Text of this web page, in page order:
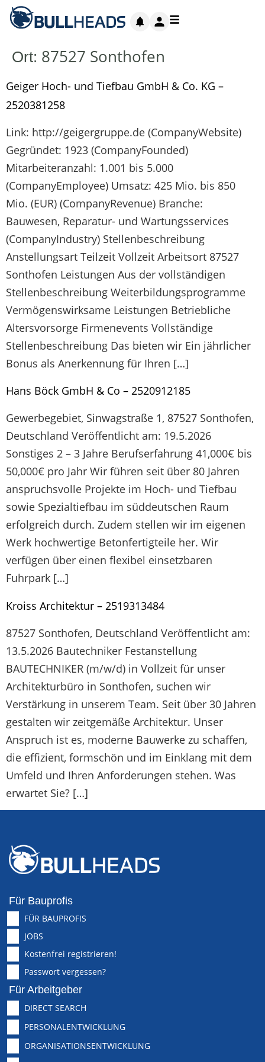
Ort: 87527 Sonthofen
Geiger Hoch- und Tiefbau GmbH & Co. KG –
2520381258
Link: http://geigergruppe.de (CompanyWebsite)
Gegründet: 1923 (CompanyFounded)
Mitarbeiteranzahl: 1.001 bis 5.000
(CompanyEmployee) Umsatz: 425 Mio. bis 850
Mio. (EUR) (CompanyRevenue) Branche:
Bauwesen, Reparatur- und Wartungsservices
(CompanyIndustry) Stellenbeschreibung
Anstellungsart Teilzeit Vollzeit Arbeitsort 87527
Sonthofen Leistungen Aus der vollständigen
Stellenbeschreibung Weiterbildungsprogramme
Vermögenswirksame Leistungen Betriebliche
Altersvorsorge Firmenevents Vollständige
Stellenbeschreibung Das bieten wir Ein jährlicher
Bonus als Anerkennung für Ihren […]
Hans Böck GmbH & Co – 2520912185
Gewerbegebiet, Sinwagstraße 1, 87527 Sonthofen,
Deutschland Veröffentlicht am: 19.5.2026
Sonstiges 2 – 3 Jahre Berufserfahrung 41,000€ bis
50,000€ pro Jahr Wir führen seit über 80 Jahren
anspruchsvolle Projekte im Hoch- und Tiefbau
sowie Spezialtiefbau im süddeutschen Raum
erfolgreich durch. Zudem stellen wir im eigenen
Werk hochwertige Betonfertigteile her. Wir
verfügen über einen flexibel einsetzbaren
Fuhrpark […]
Kroiss Architektur – 2519313484
87527 Sonthofen, Deutschland Veröffentlicht am:
13.5.2026 Bautechniker Festanstellung
BAUTECHNIKER (m/w/d) in Vollzeit für unser
Architekturbüro in Sonthofen, suchen wir
Verstärkung in unserem Team. Seit über 30 Jahren
gestalten wir zeitgemäße Architektur. Unser
Anspruch ist es, moderne Bauwerke zu schaffen,
die effizient, formschön und im Einklang mit dem
Umfeld und Ihren Anforderungen stehen. Was
erwartet Sie? […]
Für Bauprofis
FÜR BAUPROFIS
JOBS
Kostenfrei registrieren!
Passwort vergessen?
Für Arbeitgeber
DIRECT SEARCH
PERSONALENTWICKLUNG
ORGANISATIONSENTWICKLUNG